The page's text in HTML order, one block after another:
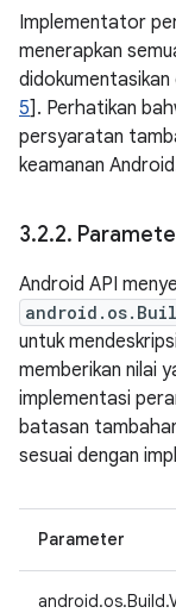
Implementator
menerapkan
5]. Perhatikan
persyaratan
keamanan
3.2.2.
Android API
untuk
memberikan nilai
implementasi
batasan
sesuai dengan
Parameter